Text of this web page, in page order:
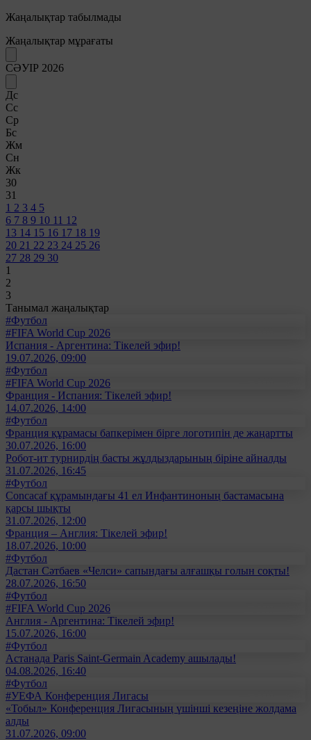
Жаңалықтар табылмады
Жаңалықтар мұрағаты
СӘУІР 2026
Дс
Сс
Ср
Бс
Жм
Сн
Жк
30
31
1 2 3 4 5
6 7 8 9 10 11 12
13 14 15 16 17 18 19
20 21 22 23 24 25 26
27 28 29 30
1
2
3
Танымал жаңалықтар
#Футбол
#FIFA World Cup 2026
Испания - Аргентина: Тікелей эфир!
19.07.2026, 09:00
#Футбол
#FIFA World Cup 2026
Франция - Испания: Тікелей эфир!
14.07.2026, 14:00
#Футбол
Франция құрамасы бапкерімен бірге логотипін де жаңартты
30.07.2026, 16:00
Робот-ит турнирдің басты жұлдыздарының біріне айналды
31.07.2026, 16:45
#Футбол
Concacaf құрамындағы 41 ел Инфантиноның бастамасына
қарсы шықты
31.07.2026, 12:00
Франция – Англия: Тікелей эфир!
18.07.2026, 10:00
#Футбол
Дастан Сәтбаев «Челси» сапындағы алғашқы голын соқты!
28.07.2026, 16:50
#Футбол
#FIFA World Cup 2026
Англия - Аргентина: Тікелей эфир!
15.07.2026, 16:00
#Футбол
Астанада Paris Saint-Germain Academy ашылады!
04.08.2026, 16:40
#Футбол
#УЕФА Конференция Лигасы
«Тобыл» Конференция Лигасының үшінші кезеңіне жолдама
алды
31.07.2026, 09:00